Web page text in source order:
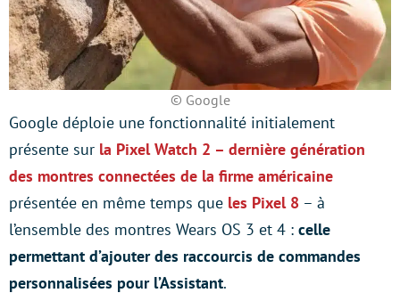
© Google
Google déploie une fonctionnalité initialement
présente sur la Pixel Watch 2 – dernière génération
des montres connectées de la firme américaine
présentée en même temps que les Pixel 8 – à
l’ensemble des montres Wears OS 3 et 4 : celle
permettant d’ajouter des raccourcis de commandes
personnalisées pour l’Assistant.